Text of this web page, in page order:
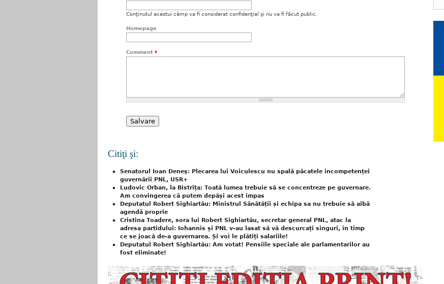
Conţinutul acestui câmp va fi considerat confidenţial şi nu va fi făcut public.
Homepage
Comment *
Citiţi şi:
Senatorul Ioan Deneş: Plecarea lui Voiculescu nu spală păcatele incompetenței
guvernării PNL, USR+
Ludovic Orban, la Bistrița: Toată lumea trebuie să se concentreze pe guvernare.
Am convingerea că putem depăși acest impas
Deputatul Robert Sighiartău: Ministrul Sănătății și echipa sa nu trebuie să aibă
agendă proprie
Cristina Toadere, sora lui Robert Sighiartău, secretar general PNL, atac la
adresa partidului: Iohannis și PNL v-au lasat să vă descurcați singuri, în timp
ce se joacă de-a guvernarea. Și voi le plătiți salariile!
Deputatul Robert Sighiartău: Am votat! Pensiile speciale ale parlamentarilor au
fost eliminate!